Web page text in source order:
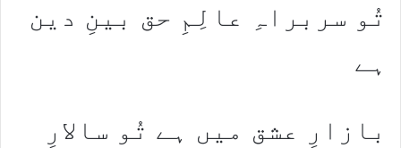
تُو سربراہِ عالِمِ حق بینِ دین
ہے
بازارِ عشق میں ہے تُو سالارِ